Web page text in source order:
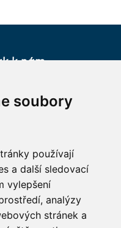
soubory
používají
a další sledovací
vylepšení
analýzy
stránek a
k nám